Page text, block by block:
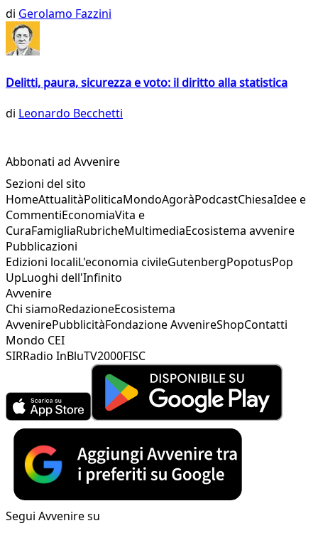
di Gerolamo Fazzini
Delitti, paura, sicurezza e voto: il diritto alla statistica
di Leonardo Becchetti
Abbonati ad Avvenire
Sezioni del sito
HomeAttualitàPoliticaMondoAgoràPodcastChiesaIdee e
CommentiEconomiaVita e
CuraFamigliaRubricheMultimediaEcosistema avvenire
Pubblicazioni
Edizioni localiL'economia civileGutenbergPopotusPop
UpLuoghi dell'Infinito
Avvenire
Chi siamoRedazioneEcosistema
AvvenirePubblicitàFondazione AvvenireShopContatti
Mondo CEI
SIRRadio InBluTV2000FISC
Segui Avvenire su